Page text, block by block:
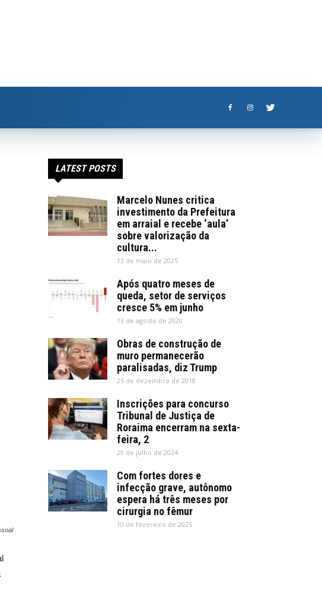
LATEST POSTS
Marcelo Nunes critica
investimento da Prefeitura
em arraial e recebe ‘aula’
sobre valorização da
cultura...
13 de maio de 2025
Após quatro meses de
queda, setor de serviços
cresce 5% em junho
13 de agosto de 2020
Obras de construção de
muro permanecerão
paralisadas, diz Trump
25 de dezembro de 2018
Inscrições para concurso
Tribunal de Justiça de
Roraima encerram na sexta-
feira, 2
29 de julho de 2024
Com fortes dores e
infecção grave, autônomo
espera há três meses por
cirurgia no fêmur
10 de fevereiro de 2025